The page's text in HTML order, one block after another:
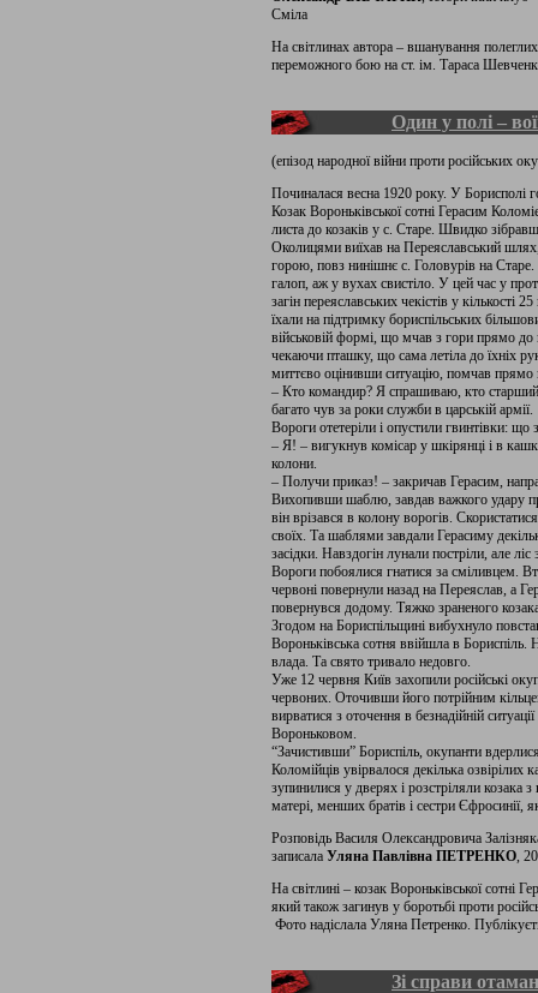
Сміла
На світлинах автора – вшанування
переможного бою на ст. ім. Тараса
Один у полі –
(епізод народної війни проти російських
Починалася весна 1920 року. У Борисполі
Козак Вороньківської сотні Герасим
листа до козаків у с. Старе. Швидко
Околицями виїхав на Переяславський
горою, повз нинішнє с. Головурів на
галоп, аж у вухах свистіло. У цей час у
загін переяславських чекістів у
їхали на підтримку бориспільських
військовій формі, що мчав з гори прямо
чекаючи пташку, що сама летіла до їхніх
миттєво оцінивши ситуацію, помчав прямо
– Кто командир? Я спрашиваю, кто
багато чув за роки служби в царській армії.
Вороги отетеріли і опустили гвинтівки:
– Я! – вигукнув комісар у шкірянці і в
колони.
– Получи приказ! – закричав Герасим,
Вихопивши шаблю, завдав важкого удару
він врізався в колону ворогів.
своїх. Та шаблями завдали Герасиму
засідки. Навздогін лунали постріли, але ліс
Вороги побоялися гнатися за сміливцем.
червоні повернули назад на Переяслав, а
повернувся додому. Тяжко зраненого козака
Згодом на Бориспільщині вибухнуло
Вороньківська сотня ввійшла в Бориспіль.
влада. Та свято тривало недовго.
Уже 12 червня Київ захопили російські
червоних. Оточивши його потрійним
вирватися з оточення в безнадійній
Вороньковом.
“Зачистивши” Бориспіль, окупанти
Коломійців увірвалося декілька
зупинилися у дверях і розстріляли козака
матері, менших братів і сестри Єфросинії,
Розповідь Василя Олександровича
записала Уляна Павлівна ПЕТРЕНКО,
На світлині – козак Вороньківської сотні
який також загинув у боротьбі проти
Фото надіслала Уляна Петренко.
Зі справи